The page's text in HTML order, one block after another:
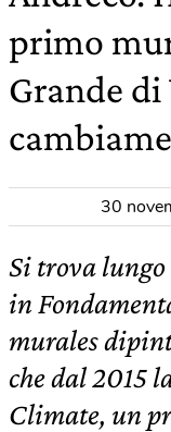
primo
Grande di
30
Si trova
in
murales
che dal 2015
Climate, un